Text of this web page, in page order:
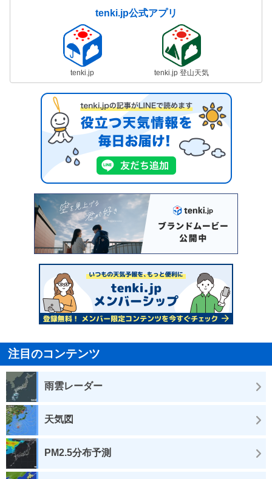
tenki.jp公式アプリ
tenki.jp tenki.jp 登山天気
注目のコンテンツ
雨雲レーダー
天気図
PM2.5分布予測